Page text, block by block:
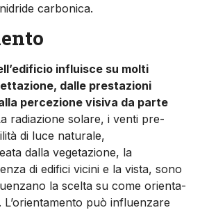
carbonica.
influisce su molti
dalle prestazioni
percezione visiva da parte
radiazione solare, i venti pre­
di luce naturale,
dalla vegetazione, la
di edifici vicini e la vista, sono
la scelta su come orienta­
L’orientamento può influenzare